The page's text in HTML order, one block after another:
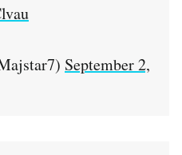
September 2,